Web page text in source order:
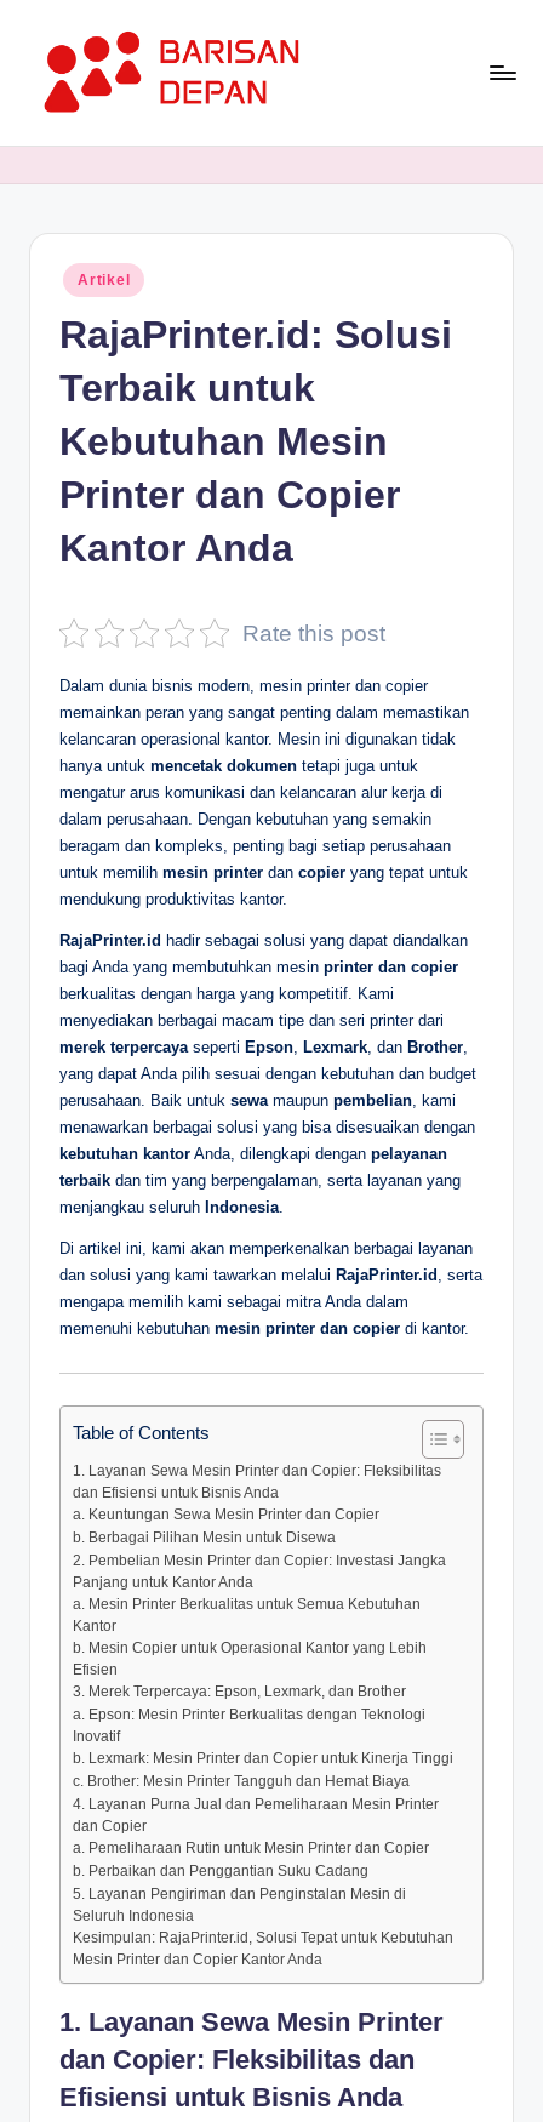
content
Terupdate
Posted
in
Artikel
RajaPrinter.id: Solusi
Terbaik untuk
Kebutuhan Mesin
Printer dan Copier
Kantor Anda
Rate this post
Dalam dunia bisnis modern, mesin printer dan copier
memainkan peran yang sangat penting dalam memastikan
kelancaran operasional kantor. Mesin ini digunakan tidak
hanya untuk mencetak dokumen tetapi juga untuk
mengatur arus komunikasi dan kelancaran alur kerja di
dalam perusahaan. Dengan kebutuhan yang semakin
beragam dan kompleks, penting bagi setiap perusahaan
untuk memilih mesin printer dan copier yang tepat untuk
mendukung produktivitas kantor.
RajaPrinter.id hadir sebagai solusi yang dapat diandalkan
bagi Anda yang membutuhkan mesin printer dan copier
berkualitas dengan harga yang kompetitif. Kami
menyediakan berbagai macam tipe dan seri printer dari
merek terpercaya seperti Epson Lexmark , dan Brother
yang dapat Anda pilih sesuai dengan kebutuhan dan budget
perusahaan. Baik untuk sewa maupun pembelian , kami
menawarkan berbagai solusi yang bisa disesuaikan dengan
kebutuhan kantor Anda, dilengkapi dengan pelayanan
terbaik dan tim yang berpengalaman, serta layanan yang
menjangkau seluruh Indonesia
Di artikel ini, kami akan memperkenalkan berbagai layanan
dan solusi yang kami tawarkan melalui RajaPrinter.id
, serta
mengapa memilih kami sebagai mitra Anda dalam
memenuhi kebutuhan mesin printer dan copier di kantor.
Table of Contents
1. Layanan Sewa Mesin Printer dan Copier: Fleksibilitas
dan Efisiensi untuk Bisnis Anda
a. Keuntungan Sewa Mesin Printer dan Copier
b. Berbagai Pilihan Mesin untuk Disewa
2. Pembelian Mesin Printer dan Copier: Investasi Jangka
Panjang untuk Kantor Anda
a. Mesin Printer Berkualitas untuk Semua Kebutuhan
Kantor
b. Mesin Copier untuk Operasional Kantor yang Lebih
Efisien
3. Merek Terpercaya: Epson, Lexmark, dan Brother
a. Epson: Mesin Printer Berkualitas dengan Teknologi
Inovatif
b. Lexmark: Mesin Printer dan Copier untuk Kinerja Tinggi
c. Brother: Mesin Printer Tangguh dan Hemat Biaya
4. Layanan Purna Jual dan Pemeliharaan Mesin Printer
dan Copier
a. Pemeliharaan Rutin untuk Mesin Printer dan Copier
b. Perbaikan dan Penggantian Suku Cadang
5. Layanan Pengiriman dan Penginstalan Mesin di
Seluruh Indonesia
Kesimpulan: RajaPrinter.id, Solusi Tepat untuk Kebutuhan
Mesin Printer dan Copier Kantor Anda
1. Layanan Sewa Mesin Printer
dan Copier: Fleksibilitas dan
Efisiensi untuk Bisnis Anda